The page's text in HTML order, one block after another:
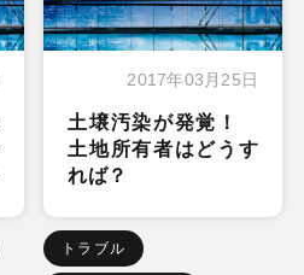
2017年03月25日
土壌汚染が発覚！
土地所有者はどうす
れば？
トラブル